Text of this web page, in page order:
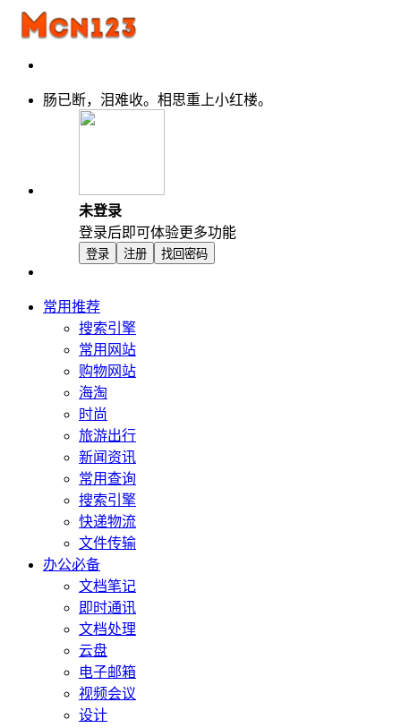
肠已断，泪难收。相思重上小红楼。
未登录
登录后即可体验更多功能
登录 注册 找回密码
常用推荐
搜索引擎
常用网站
购物网站
海淘
时尚
旅游出行
新闻资讯
常用查询
搜索引擎
快递物流
文件传输
办公必备
文档笔记
即时通讯
文档处理
云盘
电子邮箱
视频会议
设计